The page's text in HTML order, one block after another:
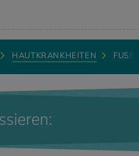
HAUTKRANKHEITEN